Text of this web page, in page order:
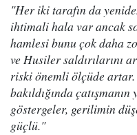
"Her iki tarafın da
ihtimali hala var ancak
hamlesi bunu çok daha
ve Husiler saldırılarını
riski önemli ölçüde
bakıldığında
göstergeler, gerilimin
güçlü."